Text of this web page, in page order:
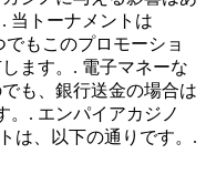
当トーナメントは
もこのプロモーショ
ます。. 電子マネーな
も、銀行送金の場合は
。. エンパイアカジノ
は、以下の通りです。.